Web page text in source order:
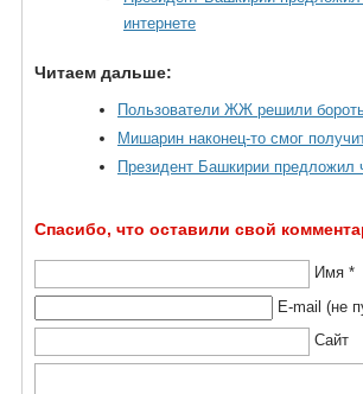
интернете
Читаем дальше:
Пользователи ЖЖ решили
Мишарин наконец-то смог
Президент Башкирии предложил
Спасибо, что оставили свой
Имя *
E-mail (не
Сайт